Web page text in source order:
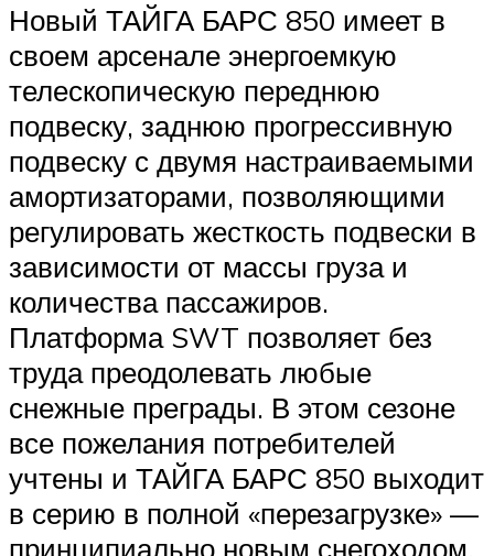
Новый ТАЙГА БАРС 850 имеет в
своем арсенале энергоемкую
телескопическую переднюю
подвеску, заднюю прогрессивную
подвеску с двумя настраиваемыми
амортизаторами, позволяющими
регулировать жесткость подвески в
зависимости от массы груза и
количества пассажиров.
Платформа SWT позволяет без
труда преодолевать любые
снежные преграды. В этом сезоне
все пожелания потребителей
учтены и ТАЙГА БАРС 850 выходит
в серию в полной «перезагрузке» —
принципиально новым снегоходом,